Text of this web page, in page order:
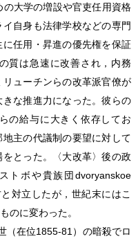
大学の増設や官吏任用資格
自身も法律学校などの専門
任用・昇進の優先権を保証
質は急速に改善され，内務
ューチンらの改革派官僚が
な推進力になった。彼らの
の給与に大きく依存してお
主の代議制の要望に対して
とった。〈大改革〉後の政
トボや貴族団dvoryanskoe
対立したが，世紀末にはこ
のに変わった。
（在位1855-81）の暗殺でロ